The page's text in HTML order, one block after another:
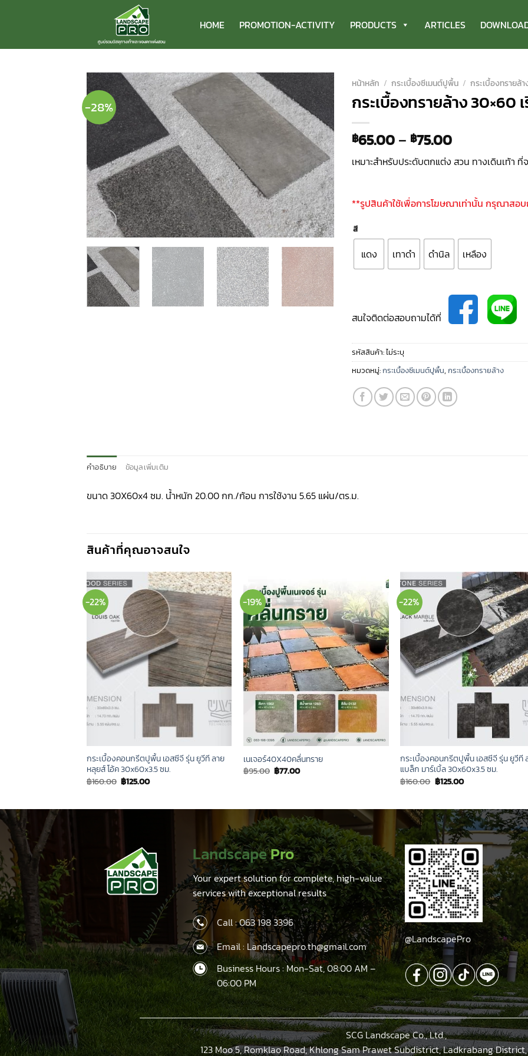
เนื้อหา
HOME PROMOTION-ACTIVITY PRODUCTS ARTICLES
-28%
หน้าหลัก / กระเบื้องซีเมนต์ปูพื้น / กระเบื้องทรายล้า
กระเบื้องทรายล้าง 30×60
฿65.00 – ฿75.00
เหมาะสำหรับประดับตกแต่ง สวน ทางเดินเท้
**รูปสินค้าใช้เพื่อการโฆษณาเท่านั้น กรุณาสอ
สี
แดง เทาดำ ดำนิล เหลือง
สนใจติดต่อสอบถามได้ที่
รหัสสินค้า:ไม่ระบุ
หมวดหมู่:กระเบื้องซีเมนต์ปูพื้น, กระเบื้องทรายล้าง
คำอธิบาย ข้อมูลเพิ่มเติม
ขนาด 30X60x4 ซม. น้ำหนัก 20.00 กก./ก้อน การใช้งาน 5.65 แผ่น/ตร.ม.
สินค้าที่คุณอาจสนใจ
-22%
กระเบื้องคอนกรีตปูพื้น เอสซีจี รุ่น ยูวีที ลาย
หลุยส์ โอ้ค 30x60x3.5 ซม.
฿160.00 Original
price
฿125.00Current
-19%
เนเจอร์40X40คลื่นทราย
฿95.00 Original
price
฿77.00Current
-22%
กระเบื้องคอนกรีตปูพื้น เอสซีจี รุ่น ยูวีที
แบล็ก มาร์เบิ้ล 30x60x3.5 ซม.
฿160.00 Original
price
฿125.00Current
LandscapePro
Your expert solution for complete, high-value
services with exceptional results
Call :063 198 3396
Email : Landscapepro.th@gmail.com
Business Hours : Mon-Sat, 08:00 AM –
06:00 PM
@LandscapePro
SCG Landscape Co., Ltd.,
123 Moo 5, Romklao Road, Khlong Sam Prawet Subdistrict, Ladkrabang